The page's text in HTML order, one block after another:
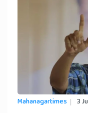
Mahanagartimes 3